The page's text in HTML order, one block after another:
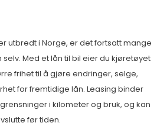
utbredt i Norge, er det fortsatt mange
Med et lån til bil eier du kjøretøyet
frihet til å gjøre endringer, selge,
for fremtidige lån. Leasing binder
i kilometer og bruk, og kan
før tiden.